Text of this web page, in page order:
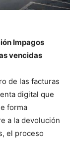
Impagos
vencidas
de las facturas
digital que
forma
a la devolución
el proceso